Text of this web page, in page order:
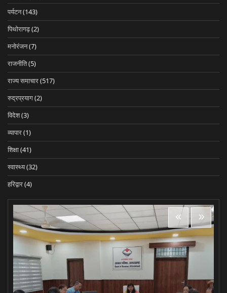
पर्यटन(143)
पिथोरागढ़(2)
मनोरंजन(7)
राजनीति(5)
राज्य समाचार(517)
रुद्रप्रयाग(2)
विदेश(3)
व्यापार(1)
शिक्षा(41)
स्वास्थ्य(32)
हरिद्वार(4)